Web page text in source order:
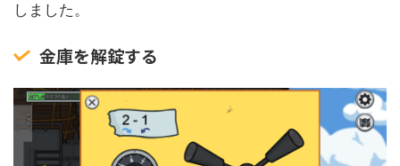
しました。
金庫を解錠する